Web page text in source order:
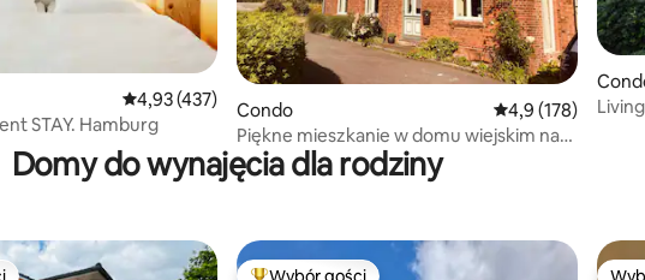
recenzji: 153
Średnia ocena: 4,93 na 5, liczba recenzji: 437
4,93 (437)
STAY. Hamburg
Condo Średnia ocena:
4,9 (178)
Piękne mieszkanie w domu wiejskim na
skraju pola
Domy do wynajęcia dla rodziny